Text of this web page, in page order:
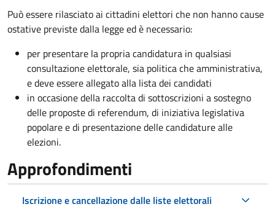
Può essere rilasciato ai cittadini elettori che non hanno cause
ostative previste dalla legge ed è necessario:
per presentare la propria candidatura in qualsiasi
consultazione elettorale, sia politica che amministrativa,
e deve essere allegato alla lista dei candidati
in occasione della raccolta di sottoscrizioni a sostegno
delle proposte di referendum, di iniziativa legislativa
popolare e di presentazione delle candidature alle
elezioni.
Approfondimenti
Iscrizione e cancellazione dalle liste elettorali